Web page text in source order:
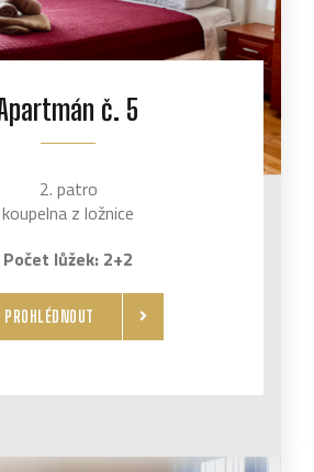
č. 5
2. patro
koupelna z ložnice
Počet lůžek: 2+2
PROHLÉDNOUT